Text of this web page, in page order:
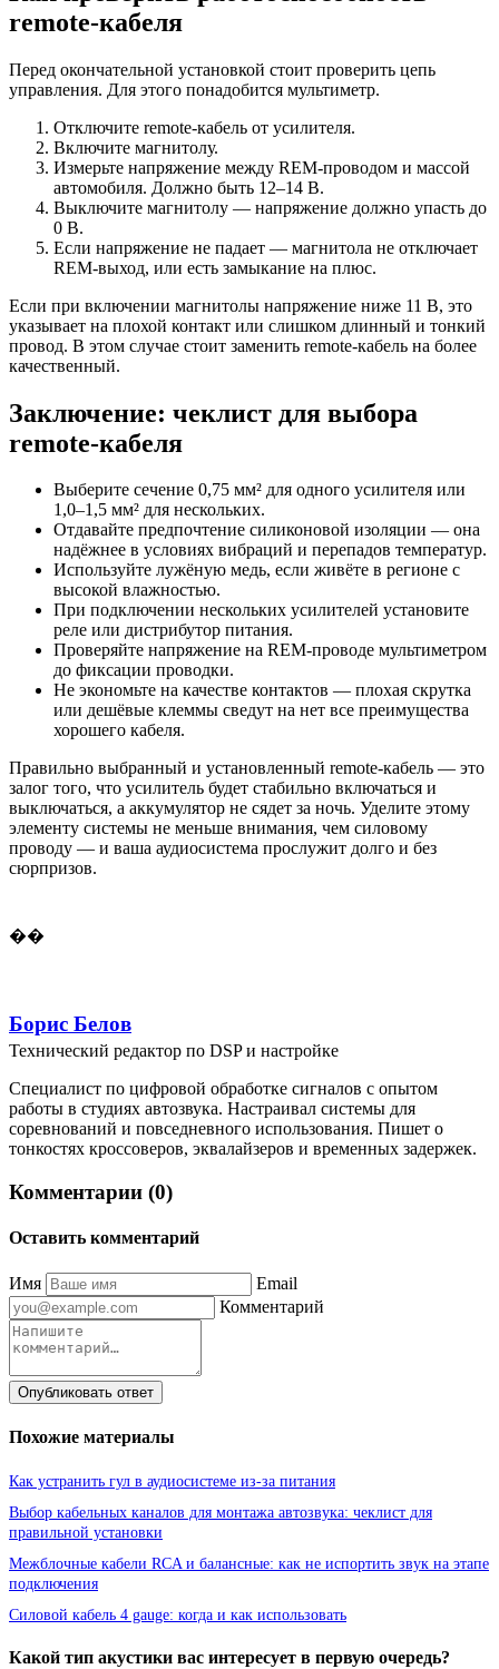
remote-кабеля
Перед окончательной установкой стоит проверить цепь
управления. Для этого понадобится мультиметр.
Отключите remote-кабель от усилителя.
Включите магнитолу.
Измерьте напряжение между REM-проводом и массой
автомобиля. Должно быть 12–14 В.
Выключите магнитолу — напряжение должно упасть до
0 В.
Если напряжение не падает — магнитола не отключает
REM-выход, или есть замыкание на плюс.
Если при включении магнитолы напряжение ниже 11 В, это
указывает на плохой контакт или слишком длинный и тонкий
провод. В этом случае стоит заменить remote-кабель на более
качественный.
Заключение: чеклист для выбора
remote-кабеля
Выберите сечение 0,75 мм² для одного усилителя или
1,0–1,5 мм² для нескольких.
Отдавайте предпочтение силиконовой изоляции — она
надёжнее в условиях вибраций и перепадов температур.
Используйте лужёную медь, если живёте в регионе с
высокой влажностью.
При подключении нескольких усилителей установите
реле или дистрибутор питания.
Проверяйте напряжение на REM-проводе мультиметром
до фиксации проводки.
Не экономьте на качестве контактов — плохая скрутка
или дешёвые клеммы сведут на нет все преимущества
хорошего кабеля.
Правильно выбранный и установленный remote-кабель — это
залог того, что усилитель будет стабильно включаться и
выключаться, а аккумулятор не сядет за ночь. Уделите этому
элементу системы не меньше внимания, чем силовому
проводу — и ваша аудиосистема прослужит долго и без
сюрпризов.
��
Борис Белов
Технический редактор по DSP и настройке
Специалист по цифровой обработке сигналов с опытом
работы в студиях автозвука. Настраивал системы для
соревнований и повседневного использования. Пишет о
тонкостях кроссоверов, эквалайзеров и временных задержек.
Комментарии (0)
Оставить комментарий
Имя
Email
Комментарий
Опубликовать ответ
Похожие материалы
Как устранить гул в аудиосистеме из-за питания
Выбор кабельных каналов для монтажа автозвука: чеклист для
правильной установки
Межблочные кабели RCA и балансные: как не испортить звук на этапе
подключения
Силовой кабель 4 gauge: когда и как использовать
Какой тип акустики вас интересует в первую очередь?